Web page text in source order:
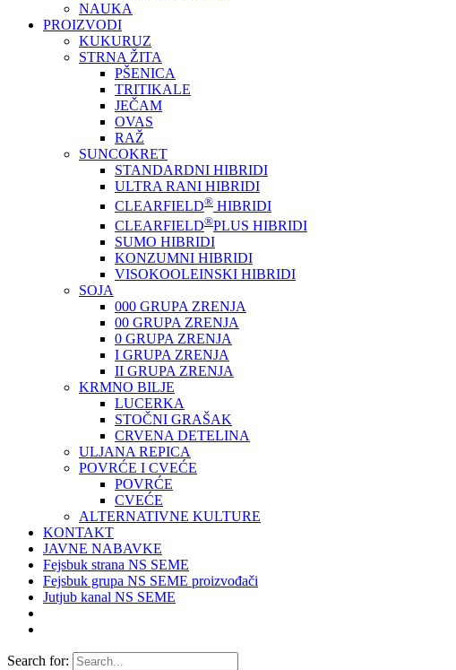
NAUKA
PROIZVODI
KUKURUZ
STRNA ŽITA
PŠENICA
TRITIKALE
JEČAM
OVAS
RAŽ
SUNCOKRET
STANDARDNI HIBRIDI
ULTRA RANI HIBRIDI
CLEARFIELD® HIBRIDI
CLEARFIELD®PLUS HIBRIDI
SUMO HIBRIDI
KONZUMNI HIBRIDI
VISOKOOLEINSKI HIBRIDI
SOJA
000 GRUPA ZRENJA
00 GRUPA ZRENJA
0 GRUPA ZRENJA
I GRUPA ZRENJA
II GRUPA ZRENJA
KRMNO BILJE
LUCERKA
STOČNI GRAŠAK
CRVENA DETELINA
ULJANA REPICA
POVRĆE I CVEĆE
POVRĆE
CVEĆE
ALTERNATIVNE KULTURE
KONTAKT
JAVNE NABAVKE
Fejsbuk strana NS SEME
Fejsbuk grupa NS SEME proizvođači
Jutjub kanal NS SEME
Search for: